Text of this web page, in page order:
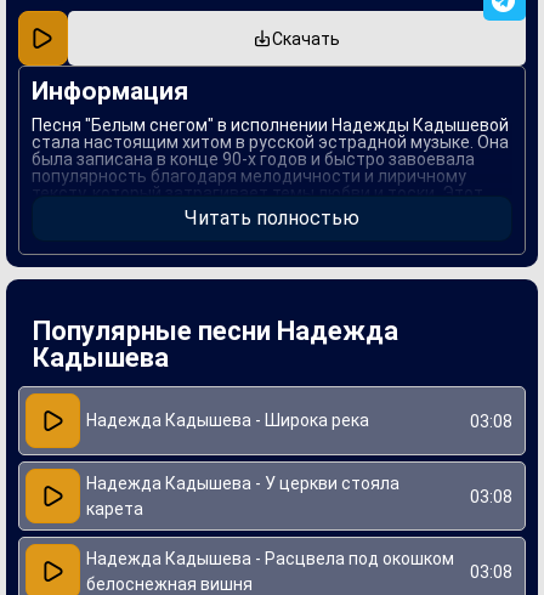
Ремиксы
Скачать
Информация
Песня "Белым снегом" в исполнении Надежды Кадышевой
стала настоящим хитом в русской эстрадной музыке. Она
была записана в конце 90-х годов и быстро завоевала
популярность благодаря мелодичности и лиричному
тексту, который затрагивает темы любви и тоски. Этот
трек впитал в себя элементы народной музыки, что
делает его особенно близким и понятным слушателям.
Создание "Белым снегом" стало важной вехой в карьере
Надежды Кадышевой. Артистка, известная своим
исполнялась на концертах и различных музыкальных
мероприятиях, укрепляя репутацию Кадышевой как
талантливой и востребованной певицы в российском шоу-
Читать полностью
Популярные песни Надежда
Кадышева
Надежда Кадышева - Широка река 03:08
Надежда Кадышева - У церкви стояла
карета
03:08
Надежда Кадышева - Расцвела под окошком
белоснежная вишня
03:08